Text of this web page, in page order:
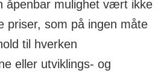
åpenbar mulighet vært ikke
priser, som på ingen måte
til hverken
eller utviklings- og